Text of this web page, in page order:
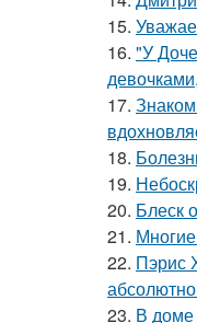
15.
16. "У
17.
18.
19.
20. Блеск
21.
22. Пэрис
23. В доме